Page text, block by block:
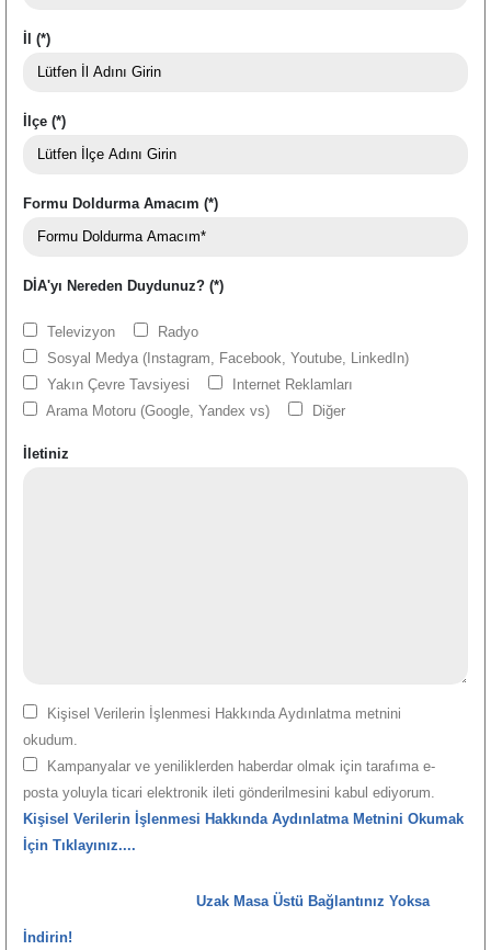
İl (*)
İlçe (*)
Formu Doldurma Amacım (*)
DİA'yı Nereden Duydunuz? (*)
Televizyon
Radyo
Sosyal Medya (Instagram, Facebook, Youtube, LinkedIn)
Yakın Çevre Tavsiyesi
Internet Reklamları
Arama Motoru (Google, Yandex vs)
Diğer
İletiniz
Kişisel Verilerin İşlenmesi Hakkında Aydınlatma metnini
okudum.
Kampanyalar ve yeniliklerden haberdar olmak için tarafıma e-
posta yoluyla ticari elektronik ileti gönderilmesini kabul ediyorum.
Kişisel Verilerin İşlenmesi Hakkında Aydınlatma Metnini Okumak
İçin Tıklayınız....
Uzak Masa Üstü Bağlantınız Yoksa
İndirin!